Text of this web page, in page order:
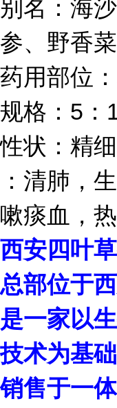
别名：海
参、野香
药用部位
规格：5：
性状：精
：清肺，
嗽痰血，热
西安四叶
总部位于
是一家以
技术为基
销售于一